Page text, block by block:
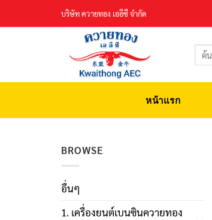
บริษัท ควายทอง เออีซี จำกัด
ค้นหา:
หน้าแรก
BROWSE
อื่นๆ
1. เครื่องยนต์เบนซินควายทอง